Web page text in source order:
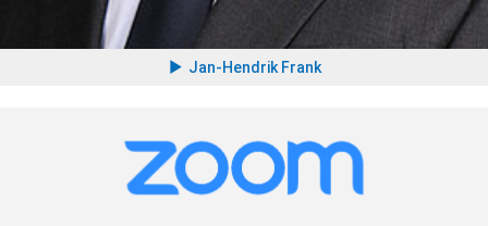
Jan-Hendrik Frank